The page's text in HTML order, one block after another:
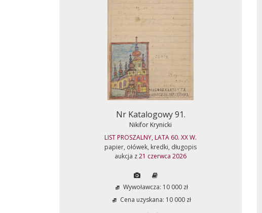
Nr Katalogowy 91.
Nikifor Krynicki
LIST PROSZALNY, LATA 60. XX W.
papier, ołówek, kredki, długopis
aukcja z21 czerwca 2026
Wywoławcza: 10 000 zł
Cena uzyskana: 10 000 zł